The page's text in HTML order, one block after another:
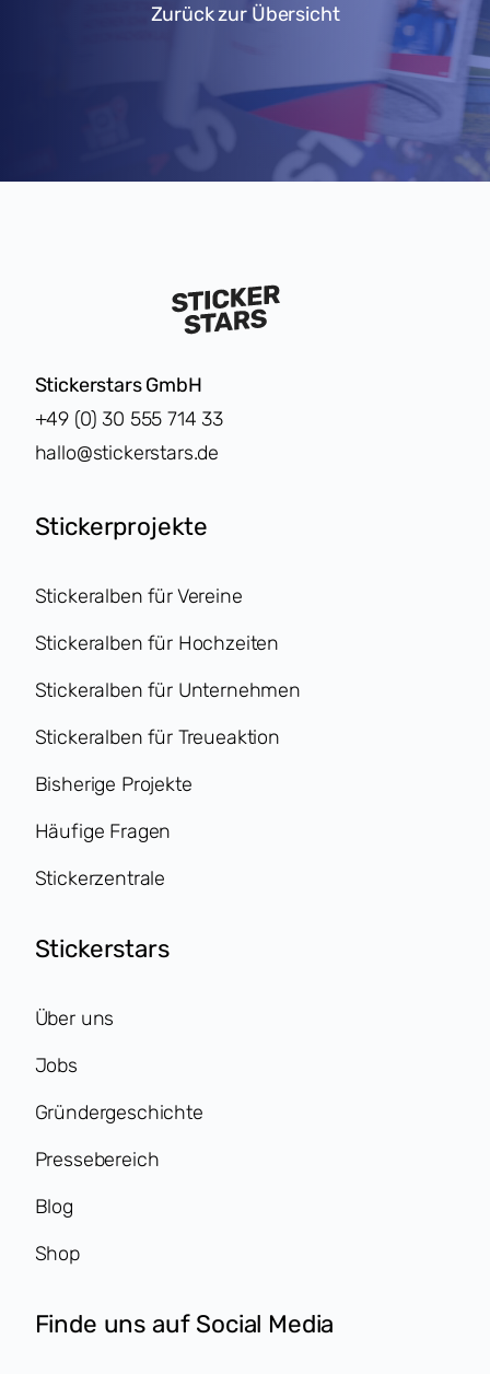
Zurück zur Übersicht
Stickerstars GmbH
+49 (0) 30 555 714 33
hallo@stickerstars.de
Stickerprojekte
Stickeralben für Vereine
Stickeralben für Hochzeiten
Stickeralben für Unternehmen
Stickeralben für Treueaktion
Bisherige Projekte
Häufige Fragen
Stickerzentrale
Stickerstars
Über uns
Jobs
Gründergeschichte
Pressebereich
Blog
Shop
Finde uns auf Social Media